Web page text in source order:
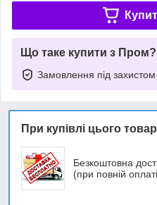
Що таке купити з Пром?
Замовлення під захистом
При купівлі цього
Безкоштовна
(при повній